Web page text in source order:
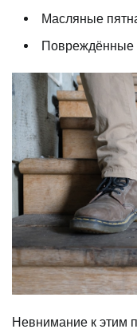
Масляные
Повреждённые
Невнимание к этим